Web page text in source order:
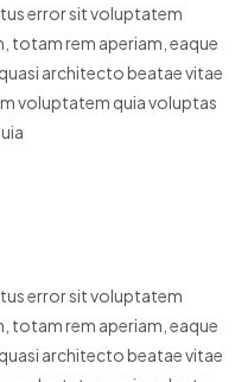
error sit voluptatem
totam rem aperiam, eaque
architecto beatae vitae
voluptatem quia voluptas
error sit voluptatem
totam rem aperiam, eaque
architecto beatae vitae